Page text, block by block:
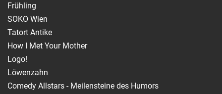
Frühling
SOKO Wien
Tatort Antike
How I Met Your Mother
Logo!
Löwenzahn
Comedy Allstars - Meilensteine des Humors